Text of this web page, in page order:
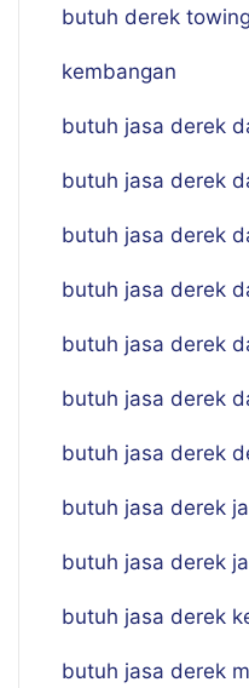
butuh derek
kembangan
butuh jasa derek
butuh jasa derek
butuh jasa derek
butuh jasa derek
butuh jasa derek
butuh jasa derek
butuh jasa derek
butuh jasa derek
butuh jasa derek
butuh jasa derek
butuh jasa derek